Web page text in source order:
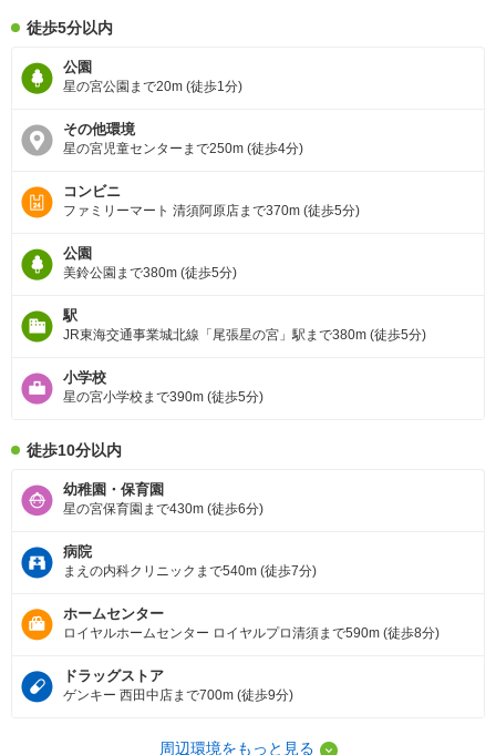
徒歩5分以内
公園
星の宮公園まで20m (徒歩1分)
その他環境
星の宮児童センターまで250m (徒歩4分)
コンビニ
ファミリーマート 清須阿原店まで370m (徒歩5分)
公園
美鈴公園まで380m (徒歩5分)
駅
JR東海交通事業城北線「尾張星の宮」駅まで380m (徒歩5分)
小学校
星の宮小学校まで390m (徒歩5分)
徒歩10分以内
幼稚園・保育園
星の宮保育園まで430m (徒歩6分)
病院
まえの内科クリニックまで540m (徒歩7分)
ホームセンター
ロイヤルホームセンター ロイヤルプロ清須まで590m (徒歩8分)
ドラッグストア
ゲンキー 西田中店まで700m (徒歩9分)
周辺環境をもっと見る